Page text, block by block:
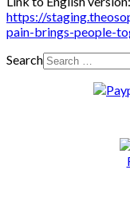
https://
pain-brings-people-
Search